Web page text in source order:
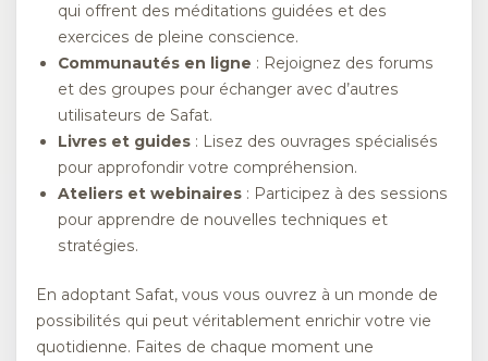
qui offrent des méditations guidées et des
exercices de pleine conscience.
Communautés en ligne : Rejoignez des forums
et des groupes pour échanger avec d’autres
utilisateurs de Safat.
Livres et guides : Lisez des ouvrages spécialisés
pour approfondir votre compréhension.
Ateliers et webinaires : Participez à des sessions
pour apprendre de nouvelles techniques et
stratégies.
En adoptant Safat, vous vous ouvrez à un monde de
possibilités qui peut véritablement enrichir votre vie
quotidienne. Faites de chaque moment une